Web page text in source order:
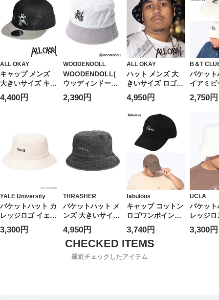
ALL OKAY
キャップ メンズ
大きいサイズ キリ
ン 刺繍 クロスパ
ッチ 帽子 ベース
4,400円
WOODENDOLL
WOODENDOLL(
ウッディンドール)
【レディース】バ
ケットハットロゴ
2,390円
ALL OKAY
ハット メンズ 大
きいサイズ ロゴ
アイコン 総柄 プ
リント ロゴ刺繍
4,950円
B＆T
バケッ
イアミ
刺繍 ハ
大きい
2,750円
YALE University
バケットハット カ
レッジロゴ イェー
ル大学 ハット 帽
子 大きいサイズ
3,300円
THRASHER
バケットハット メ
ンズ 大きいサイズ
手書きロゴ刺繍 ハ
ット 帽子 刺繍 ツ
バ コットン 春 夏
4,950円
fabulous
キャップ コットン
ロゴワンポイント
帽子 ベースボール
キャップ シンプル
日よけ ツバ付き
大きいサイズ メン
ズ
3,740円
UCLA
バケッ
レッジ
ハット
いサイズ
3,300円
最近チェックしたアイテム